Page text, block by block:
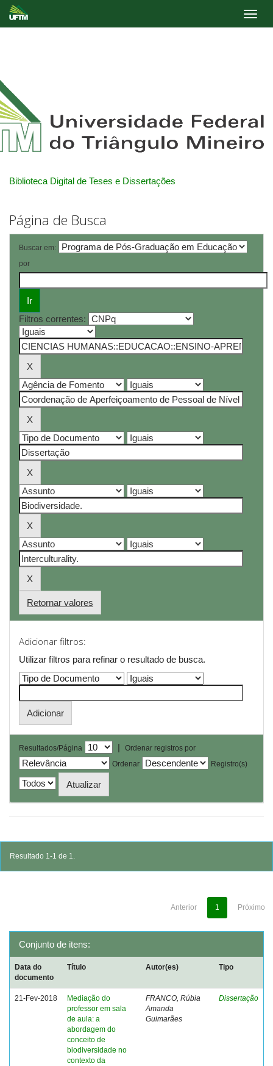
Biblioteca Digital de Teses e Dissertações
Página de Busca
Buscar em:
por
Filtros correntes:
Retornar valores
Adicionar filtros:
Utilizar filtros para refinar o resultado de busca.
Resultados/Página |
Ordenar registros por
Ordenar
Registro(s)
Resultado 1-1 de 1.
Anterior 1 Próximo
Conjunto de itens:
Data do
documento
Título Autor(es) Tipo
21-Fev-2018
Mediação do
professor em sala
de aula: a
abordagem do
conceito de
biodiversidade no
contexto da
FRANCO, Rúbia
Amanda
Guimarães
Dissertação